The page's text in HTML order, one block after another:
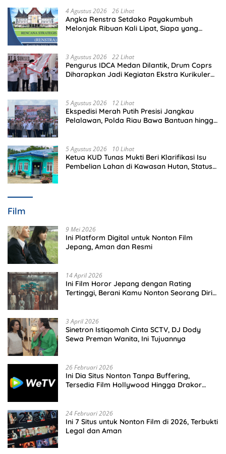
4 Agustus 2026 26 Lihat
Angka Renstra Setdako Payakumbuh
Melonjak Ribuan Kali Lipat, Siapa yang
3 Agustus 2026 22 Lihat
Pengurus IDCA Medan Dilantik, Drum Coprs
Diharapkan Jadi Kegiatan Ekstra Kurikuler
5 Agustus 2026 12 Lihat
Ekspedisi Merah Putih Presisi Jangkau
Pelalawan, Polda Riau Bawa Bantuan hingga
5 Agustus 2026 10 Lihat
Ketua KUD Tunas Mukti Beri Klarifikasi Isu
Pembelian Lahan di Kawasan Hutan, Status
Film
9 Mei 2026
Ini Platform Digital untuk Nonton Film
Jepang, Aman dan Resmi
14 April 2026
Ini Film Horor Jepang dengan Rating
Tertinggi, Berani Kamu Nonton Seorang Diri
3 April 2026
Sinetron Istiqomah Cinta SCTV, DJ Dody
Sewa Preman Wanita, Ini Tujuannya
26 Februari 2026
Ini Dia Situs Nonton Tanpa Buffering,
Tersedia Film Hollywood Hingga Drakor
24 Februari 2026
Ini 7 Situs untuk Nonton Film di 2026, Terbukti
Legal dan Aman